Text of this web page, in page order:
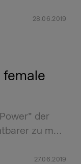
28.06.2019
female
der
zu m…
27.06.2019